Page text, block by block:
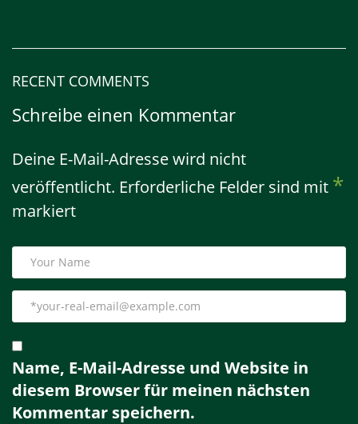
RECENT COMMENTS
Schreibe einen Kommentar
Deine E-Mail-Adresse wird nicht
veröffentlicht. Erforderliche Felder sind mit *
markiert
Name, E-Mail-Adresse und Website in
diesem Browser für meinen nächsten
Kommentar speichern.